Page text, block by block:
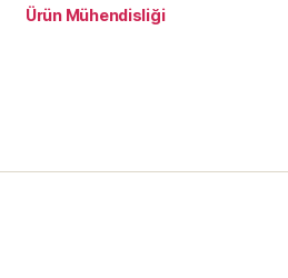
Ürün Mühendisliği